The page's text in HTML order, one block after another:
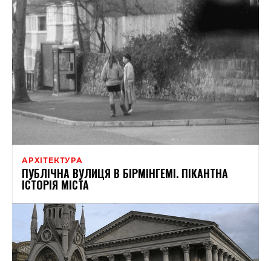
АРХІТЕКТУРА
ПУБЛІЧНА ВУЛИЦЯ В БІРМІНГЕМІ. ПІКАНТНА
ІСТОРІЯ МІСТА